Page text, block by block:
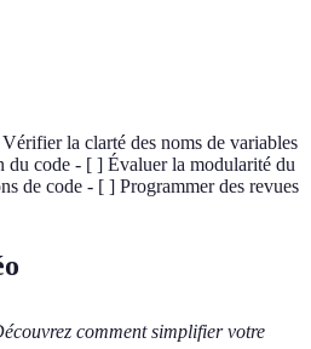
la clarté des noms de variables
du code - [ ] Évaluer la modularité du
de code - [ ] Programmer des revues
comment simplifier votre